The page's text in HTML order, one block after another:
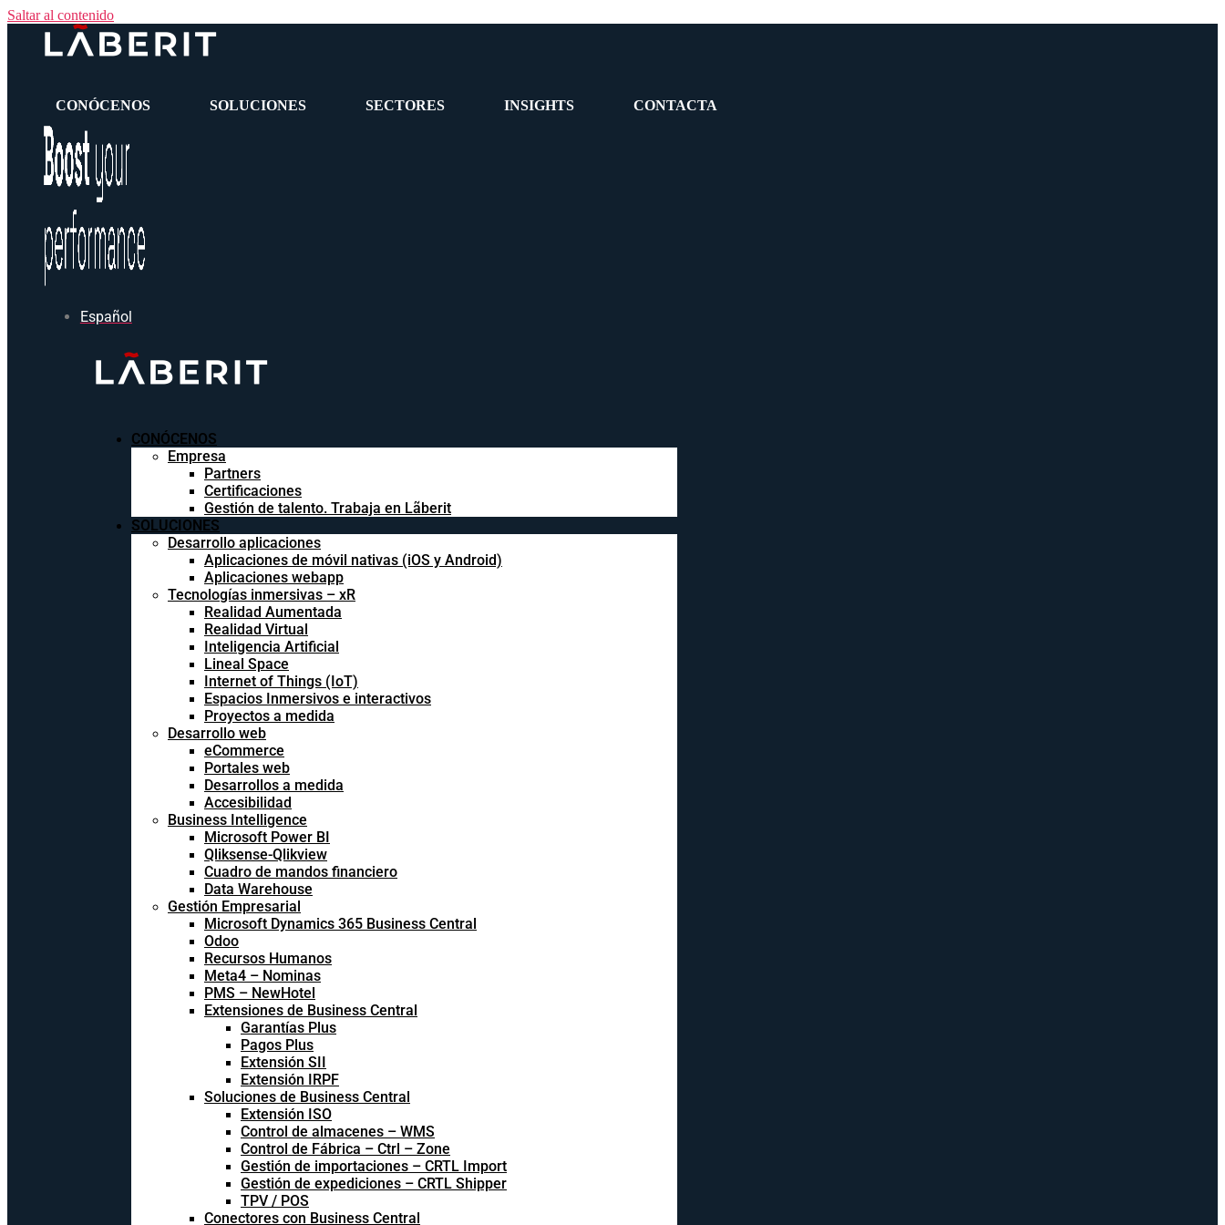
Saltar al contenido
CONÓCENOS SOLUCIONES SECTORES INSIGHTS CONTACTA
Español
CONÓCENOS
Empresa
Partners
Certificaciones
Gestión de talento. Trabaja en Lãberit
SOLUCIONES
Desarrollo aplicaciones
Aplicaciones de móvil nativas (iOS y Android)
Aplicaciones webapp
Tecnologías inmersivas – xR
Realidad Aumentada
Realidad Virtual
Inteligencia Artificial
Lineal Space
Internet of Things (IoT)
Espacios Inmersivos e interactivos
Proyectos a medida
Desarrollo web
eCommerce
Portales web
Desarrollos a medida
Accesibilidad
Business Intelligence
Microsoft Power BI
Qliksense-Qlikview
Cuadro de mandos financiero
Data Warehouse
Gestión Empresarial
Microsoft Dynamics 365 Business Central
Odoo
Recursos Humanos
Meta4 – Nominas
PMS – NewHotel
Extensiones de Business Central
Garantías Plus
Pagos Plus
Extensión SII
Extensión IRPF
Soluciones de Business Central
Extensión ISO
Control de almacenes – WMS
Control de Fábrica – Ctrl – Zone
Gestión de importaciones – CRTL Import
Gestión de expediciones – CRTL Shipper
TPV / POS
Conectores con Business Central